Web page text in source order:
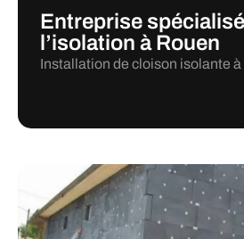
Entreprise
l’isolation à Rouen
Installation de cloison isolante à